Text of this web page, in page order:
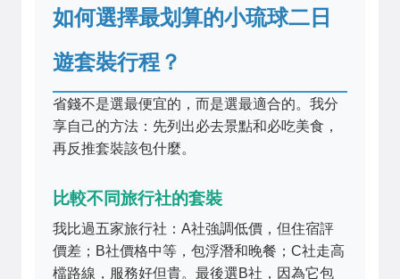
如何選擇最划算的小琉球二日
遊套裝行程？
省錢不是選最便宜的，而是選最適合的。我分
享自己的方法：先列出必去景點和必吃美食，
再反推套裝該包什麼。
比較不同旅行社的套裝
我比過五家旅行社：A社強調低價，但住宿評
價差；B社價格中等，包浮潛和晚餐；C社走高
檔路線，服務好但貴。最後選B社，因為它包